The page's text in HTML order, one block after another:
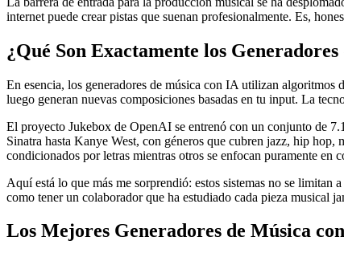
internet puede crear pistas que suenan profesionalmente. Es,
¿Qué Son Exactamente los
En esencia, los generadores de música con IA utilizan
luego generan nuevas composiciones basadas en tu input. La
El proyecto Jukebox de OpenAI se entrenó con un conjunto de
Sinatra hasta Kanye West, con géneros que cubren jazz, hip
condicionados por letras mientras otros se enfocan puramente en
Aquí está lo que más me sorprendió: estos sistemas no se
como tener un colaborador que ha estudiado cada pieza musical
Los Mejores Generadores de Música